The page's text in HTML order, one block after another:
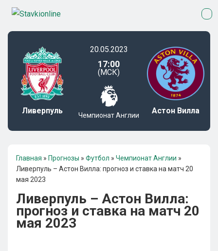
Ливерпуль
20.05.2023
17:00
(МСК)
Чемпионат Англии Астон Вилла
Главная » Прогнозы » Футбол » Чемпионат Англии »
Ливерпуль – Астон Вилла: прогноз и ставка на матч 20
мая 2023
Ливерпуль – Астон Вилла:
прогноз и ставка на матч 20
мая 2023